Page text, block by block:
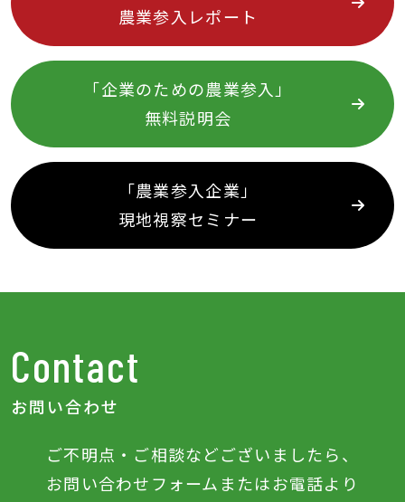
農業参入レポート
「企業のための農業参入」
無料説明会
「農業参入企業」
現地視察セミナー
Contact
お問い合わせ
ご不明点‧ご相談などございましたら、
お問い合わせフォームまたはお電話より